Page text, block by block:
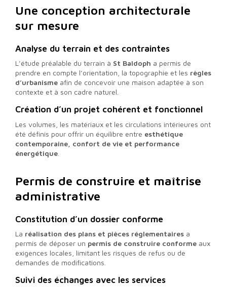
Une conception architecturale
sur mesure
Analyse du terrain et des contraintes
L’étude préalable du terrain à St Baldoph a permis de
prendre en compte l’orientation, la topographie et les règles
d’urbanisme afin de concevoir une maison adaptée à son
contexte et à son cadre naturel.
Création d’un projet cohérent et fonctionnel
Les volumes, les matériaux et les circulations intérieures ont
été définis pour offrir un équilibre entre esthétique
contemporaine, confort de vie et performance
énergétique
Permis de construire et maîtrise
administrative
Constitution d’un dossier conforme
La réalisation des plans et pièces réglementaires a
permis de déposer un permis de construire conforme aux
exigences locales, limitant les risques de refus ou de
demandes de modifications.
Suivi des échanges avec les services